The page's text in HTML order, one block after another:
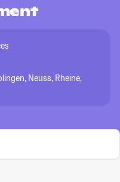
Neuss, Rheine,